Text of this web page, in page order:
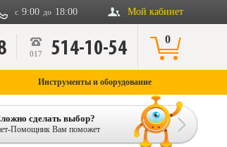
Мой кабинет
с 9:00 до 18:00
017 514-10-54 0
Инструменты и оборудование
сделать выбор?
Помощник Вам поможет